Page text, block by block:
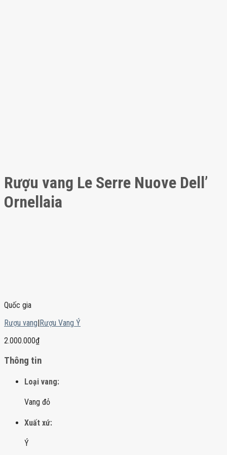
Rượu vang Le Serre Nuove Dell’
Ornellaia
Quốc gia
Rượu vang|Rượu Vang Ý
2.000.000₫
Thông tin
Loại vang:
Vang đỏ
Xuất xứ:
Ý